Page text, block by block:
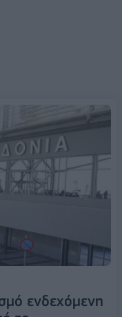
ενδεχόμενη